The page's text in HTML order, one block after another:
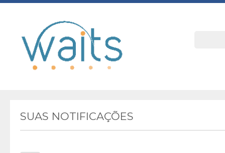
SUAS NOTIFICAÇÕES